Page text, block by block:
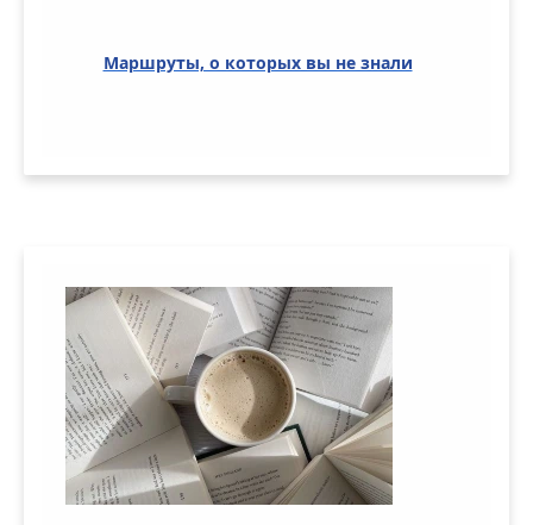
Маршруты, о которых вы не знали